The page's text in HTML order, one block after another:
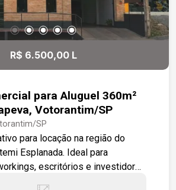
R$ 6.500,00 L
para Aluguel 360m²
Votorantim/SP
SP
para locação na região do
Esplanada. Ideal para
escritórios e investidores